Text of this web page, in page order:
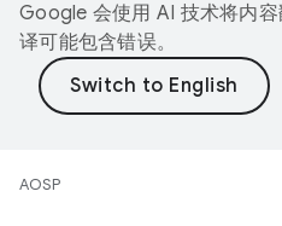
Google 会使用 AI 技术将内
译可能包含错误。
AOSP